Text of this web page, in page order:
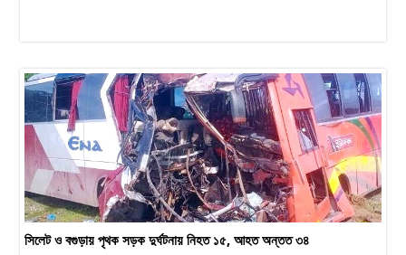
সিলেট ও বগুড়ায় পৃথক সড়ক দুর্ঘটনায় নিহত ১৫, আহত অন্তত ৩৪